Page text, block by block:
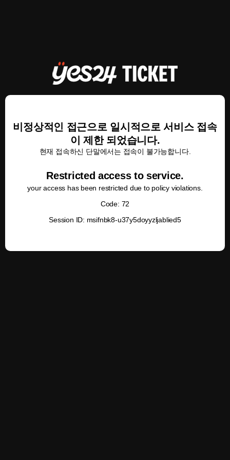
비정상적인 접근으로 일시적으로 서비스 접속
이 제한 되었습니다.
현재 접속하신 단말에서는 접속이 불가능합니다.
Restricted access to service.
your access has been restricted due to policy violations.
Code: 72
Session ID: msifnbk8-u37y5doyyzljablied5